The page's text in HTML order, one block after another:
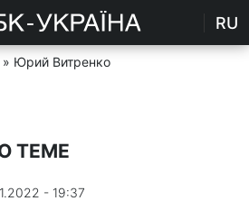
RU
» Юрий Витренко
ТЕМЕ
- 19:37